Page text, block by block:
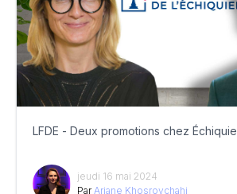
LFDE - Deux promotions chez
jeudi 16 mai 2024
Par Ariane Khosrovchahi